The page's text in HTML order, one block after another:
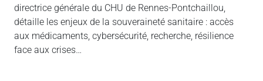
directrice générale du CHU de Rennes-Pontchaillou,
détaille les enjeux de la souveraineté sanitaire : accès
aux médicaments, cybersécurité, recherche, résilience
face aux crises…